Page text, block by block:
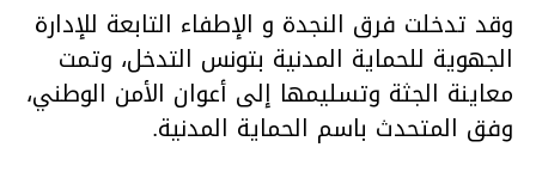
وقد تدخلت فرق النجدة و الإطفاء التابعة للإدارة
الجهوية للحماية المدنية بتونس التدخل، وتمت
معاينة الجثة وتسليمها إلى أعوان الأمن الوطني،
وفق المتحدث باسم الحماية المدنية.